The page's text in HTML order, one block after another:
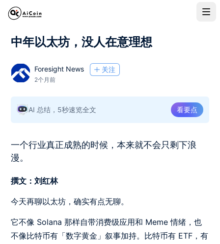
中年以太坊，没人在意理想
Foresight News 关注
2个月前
AI 总结，5秒速览全文 看要点
一个行业真正成熟的时候，本来就不会只剩下浪
漫。
撰文：刘红林
今天再聊以太坊，确实有点无聊。
它不像 Solana 那样自带消费级应用和 Meme 情绪，也
不像比特币有「数字黄金」叙事加持。比特币有 ETF，有